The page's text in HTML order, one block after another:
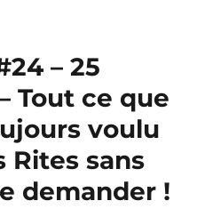
– 25
Tout ce que
voulu
Rites sans
demander !